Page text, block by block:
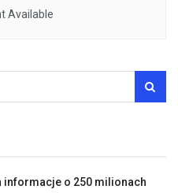
Available
informacje o 250 milionach